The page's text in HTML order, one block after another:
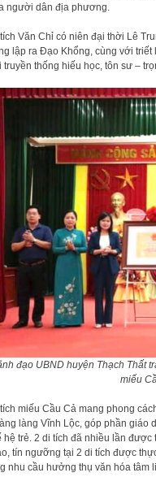
người dân địa phương.
Văn Chỉ có niên đại thời Lê
lập ra Đạo Khổng, cùng với
truyền thống hiếu học, tôn sư –
đạo UBND huyện Thạch Thất
miếu
miếu Cầu Cả mang phong
làng Vĩnh Lộc, góp phần giáo
hệ trẻ. 2 di tích đã nhiều lần được
tín ngưỡng tại 2 di tích được
nhu cầu hưởng thụ văn hóa tâm